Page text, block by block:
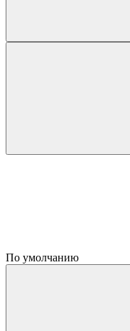
По умолчанию